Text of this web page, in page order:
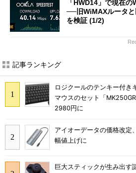
「HWD14」で現在
──旧WiMAXルータ
を検証 (1/2)
記事ランキング
ロジクールのテンキー付き
マウスのセット「
2980円に
アイオーデータの価格改定
幅値上げに
巨大スティックが生み出